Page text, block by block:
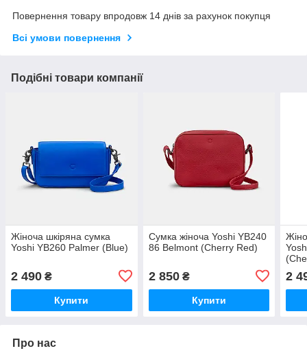
Повернення товару впродовж 14 днів за рахунок покупця
Всі умови повернення
Подібні товари компанії
Жіноча шкіряна сумка
Yoshi YB260 Palmer (Blue)
2 490 ₴
Купити
Сумка жіноча Yoshi YB240
86 Belmont (Cherry Red)
2 850₴
Купити
2
Про нас